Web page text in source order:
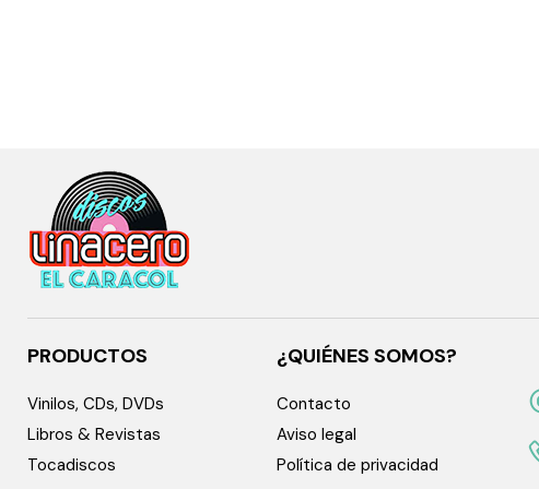
PRODUCTOS
Vinilos, CDs, DVDs
Libros & Revistas
Tocadiscos
¿QUIÉNES SOMOS?
Contacto
Aviso legal
Política de privacidad